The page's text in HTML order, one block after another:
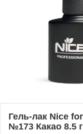
Гель-лак Nice
№173 Какао 8.5 г